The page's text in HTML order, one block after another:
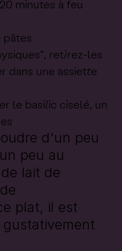
minutes à feu
pâtes
retirez-les
dans une assiette
le basilic ciselé, un
d'un peu
peu au
lait de
plat, il est